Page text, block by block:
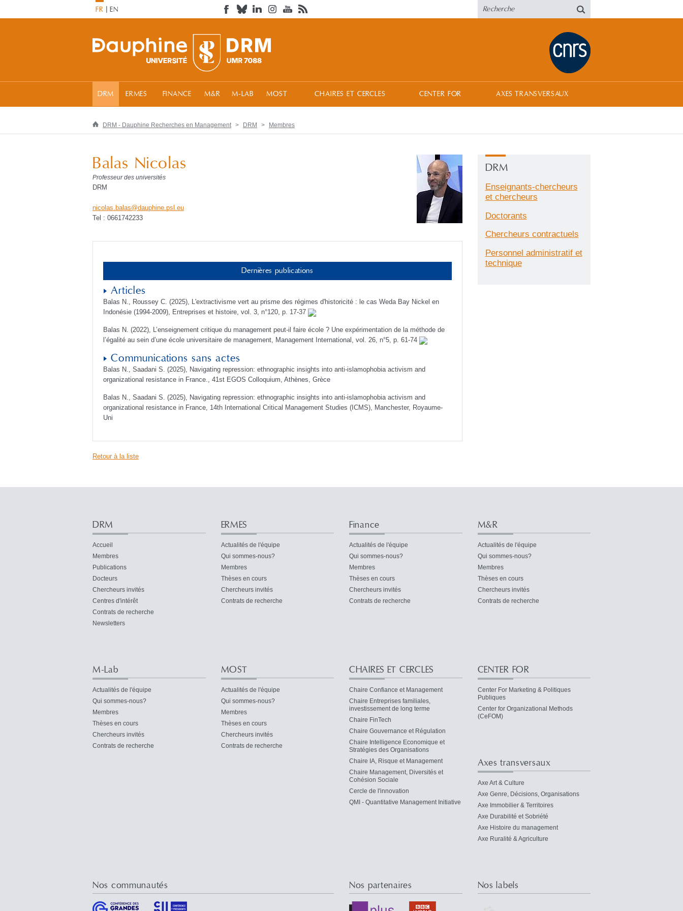
FR EN
DRM ERMES FINANCE M&R M-LAB MOST CHAIRES ET CERCLES CENTER FOR AXES TRANSVERSAUX
DRM - Dauphine Recherches en Management DRM Membres
Balas Nicolas
Professeur des universités
DRM
nicolas.balas@dauphine.psl eu
Tel : 0661742233
Dernières publications
Articles
Balas N., Roussey C. (2025), L'extractivisme vert au prisme des régimes d'historicité : le cas Weda Bay Nickel en
Indonésie (1994-2009), Entreprises et histoire, vol. 3, n°120, p. 17-37
Balas N. (2022), L’enseignement critique du management peut-il faire école ? Une expérimentation de la méthode de
l’égalité au sein d’une école universitaire de management, Management International, vol. 26, n°5, p. 61-74
Communications sans actes
Balas N., Saadani S. (2025), Navigating repression: ethnographic insights into anti-islamophobia activism and
organizational resistance in France., 41st EGOS Colloquium, Athènes, Grèce
Balas N., Saadani S. (2025), Navigating repression: ethnographic insights into anti-islamophobia activism and
organizational resistance in France, 14th International Critical Management Studies (ICMS), Manchester, Royaume-
Uni
Retour à la liste
DRM
Enseignants-chercheurs
et chercheurs
Doctorants
Chercheurs contractuels
Personnel administratif et
technique
DRM
Accueil
Membres
Publications
Docteurs
Chercheurs invités
Centres d'intérêt
Contrats de recherche
Newsletters
ERMES
Actualités de l'équipe
Qui sommes-nous?
Membres
Thèses en cours
Chercheurs invités
Contrats de recherche
Finance
Actualités de l'équipe
Qui sommes-nous?
Membres
Thèses en cours
Chercheurs invités
Contrats de recherche
M&R
Actualités de l'équipe
Qui sommes-nous?
Membres
Thèses en cours
Chercheurs invités
Contrats de recherche
M-Lab
Actualités de l'équipe
Qui sommes-nous?
Membres
Thèses en cours
Chercheurs invités
Contrats de recherche
MOST
Actualités de l'équipe
Qui sommes-nous?
Membres
Thèses en cours
Chercheurs invités
Contrats de recherche
CHAIRES ET CERCLES
Chaire Confiance et Management
Chaire Entreprises familiales,
investissement de long terme
Chaire FinTech
Chaire Gouvernance et Régulation
Chaire Intelligence Economique et
Stratégies des Organisations
Chaire IA, Risque et Management
Chaire Management, Diversités et
Cohésion Sociale
Cercle de l'innovation
QMI - Quantitative Management Initiative
CENTER FOR
Center For Marketing & Politiques
Publiques
Center for Organizational Methods
(CeFOM)
Axes transversaux
Axe Art & Culture
Axe Genre, Décisions, Organisations
Axe Immobilier & Territoires
Axe Durabilité et Sobriété
Axe Histoire du management
Axe Ruralité & Agriculture
Nos communautés Nos partenaires Nos labels